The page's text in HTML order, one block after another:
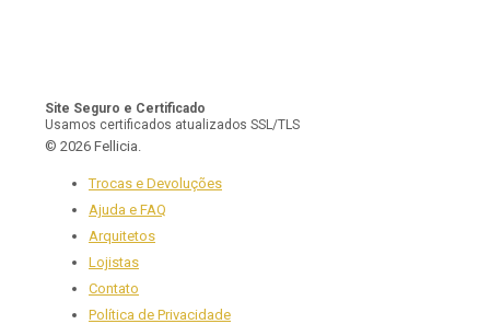
Site Seguro e Certificado
Usamos certificados atualizados SSL/TLS
© 2026 Fellicia.
Trocas e Devoluções
Ajuda e FAQ
Arquitetos
Lojistas
Contato
Política de Privacidade